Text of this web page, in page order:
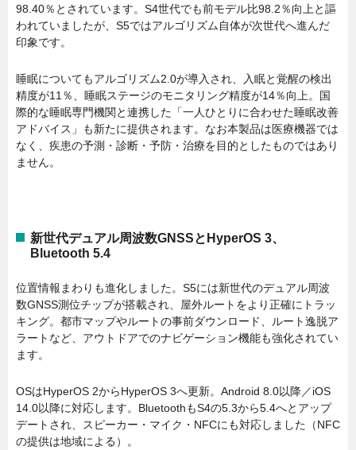
98.40％とされています。S4世代でも前モデル比98.2％向上と謳
われていましたが、S5ではアルゴリズム自体が次世代へ進んだ
印象です。
睡眠についてもアルゴリズム2.0が導入され、入眠と覚醒の検出
精度が11％、睡眠ステージのモニタリング精度が14％向上。国
際的な睡眠専門機関と連携した「一人ひとりに合わせた睡眠改善
アドバイス」も新たに提供されます。なお本製品は医療機器では
なく、疾患の予測・診断・予防・治療を目的としたものではあり
ません。
新世代デュアル周波数GNSSとHyperOS 3、
Bluetooth 5.4
位置情報まわりも進化しました。S5には新世代のデュアル周波
数GNSS測位チップが搭載され、屋外ルートをより正確にトラッ
キング。都市マップやルートの事前ダウンロード、ルート逸脱ア
ラートなど、アウトドアでのナビゲーション機能も強化されてい
ます。
OSはHyperOS 2からHyperOS 3へ更新。Android 8.0以降／iOS
14.0以降に対応します。BluetoothもS4の5.3から5.4へとアップ
デートされ、スピーカー・マイク・NFCにも対応しました（NFC
の提供は地域による）。